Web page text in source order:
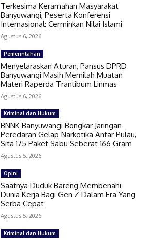
Terkesima Keramahan Masyarakat
Banyuwangi, Peserta Konferensi
Internasional: Cerminkan Nilai Islami
Agustus 6, 2026
Pemerintahan
Menyelaraskan Aturan, Pansus DPRD
Banyuwangi Masih Memilah Muatan
Materi Raperda Trantibum Linmas
Agustus 6, 2026
Kriminal dan Hukum
BNNK Banyuwangi Bongkar Jaringan
Peredaran Gelap Narkotika Antar Pulau,
Sita 175 Paket Sabu Seberat 166 Gram
Agustus 5, 2026
Opini
Saatnya Duduk Bareng Membenahi
Dunia Kerja Bagi Gen Z Dalam Era Yang
Serba Cepat
Agustus 5, 2026
Kriminal dan Hukum